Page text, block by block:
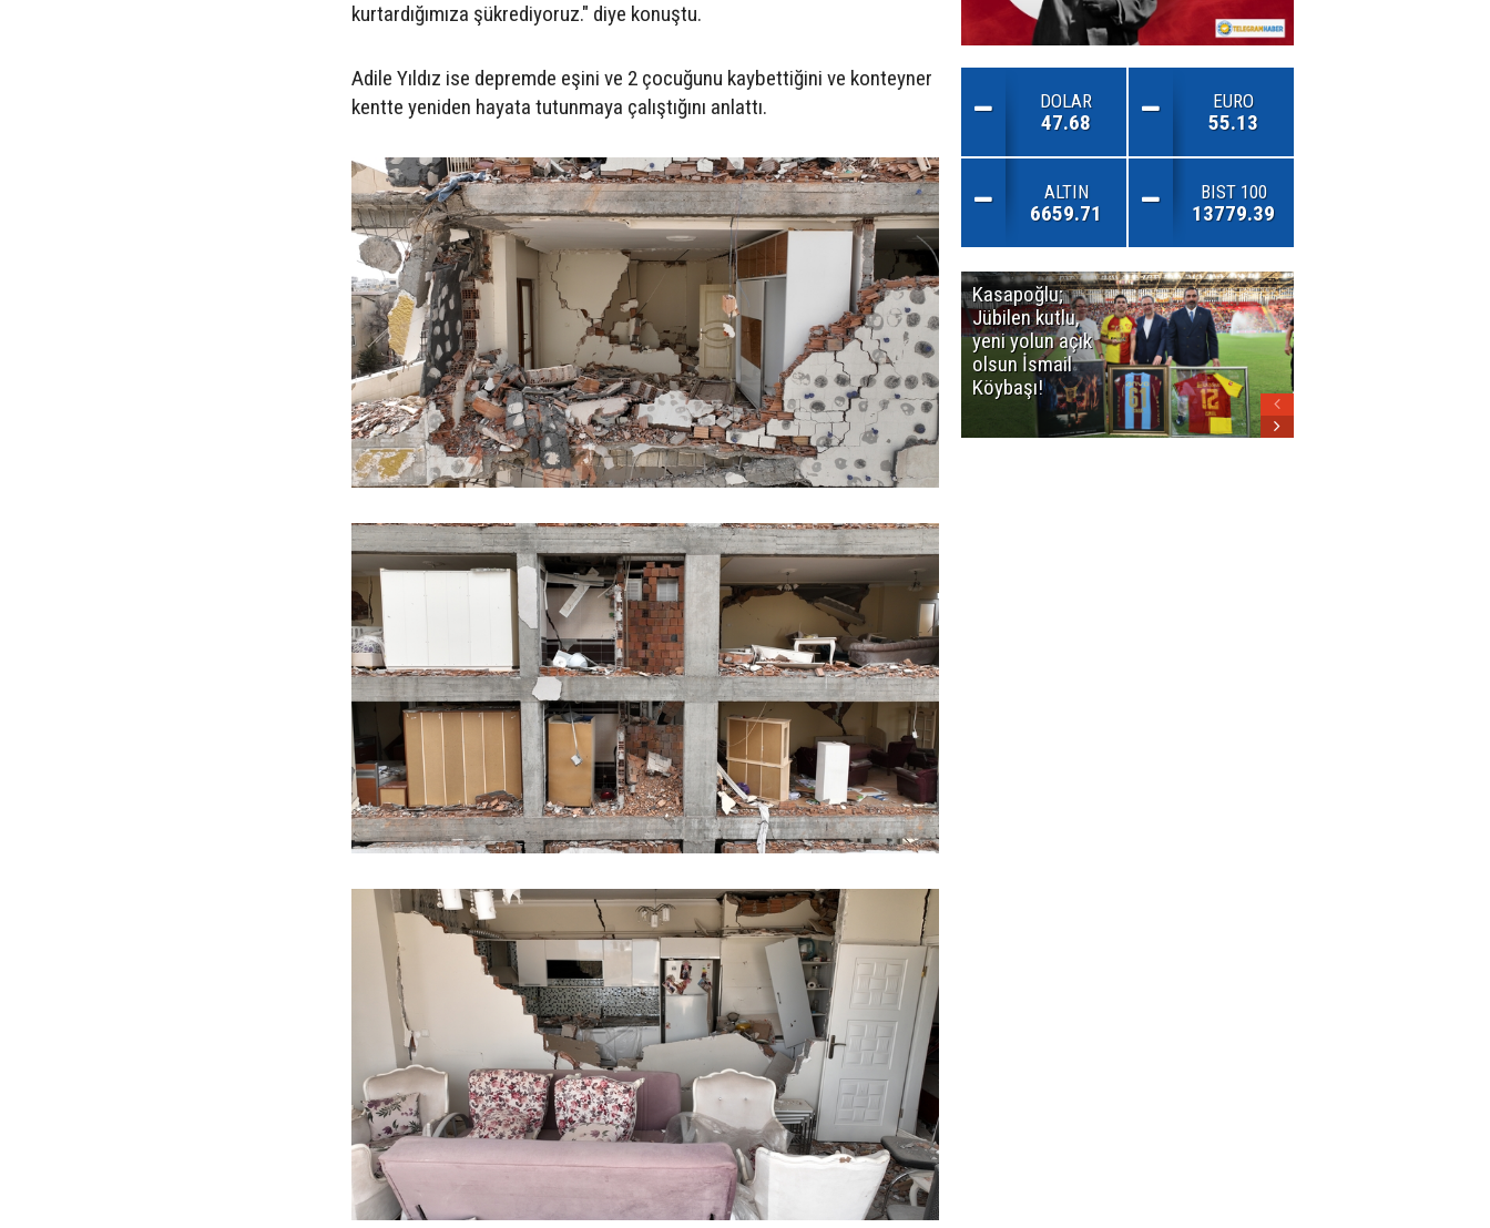
kurtardığımıza şükrediyoruz." diye konuştu.
Adile Yıldız ise depremde eşini ve 2 çocuğunu kaybettiğini ve konteyner
kentte yeniden hayata tutunmaya çalıştığını anlattı.
DOLAR
47.68
EURO
55.13
ALTIN
6659.71
BIST 100
13779.39
Kasapoğlu;
Jübilen kutlu,
yeni yolun açık
olsun İsmail
Köybaşı!